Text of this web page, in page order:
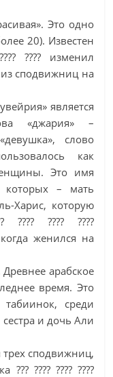
Это одно
20). Известен
???? изменил
сподвижниц на
является
«джария» –
слово
как
Это имя
которых – мать
Харис, которую
???? ????
женился на
арабское
время. Это
среди
и дочь Али
сподвижниц,
???? ???? ????